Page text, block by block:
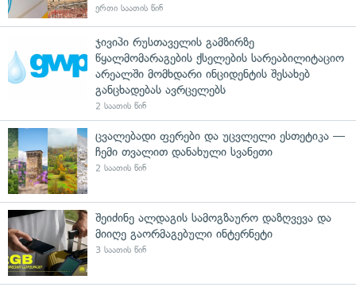
ერთი საათის წინ
ჯივიპი რუსთაველის გამზირზე
წყალმომარაგების ქსელების სარეაბილიტაციო
არეალში მომხდარი ინციდენტის შესახებ
განცხადებას ავრცელებს
2 საათის წინ
ცვალებადი ფერები და უცვლელი ესთეტიკა —
ჩემი თვალით დანახული სვანეთი
2 საათის წინ
შეიძინე ალდაგის სამოგზაურო დაზღვევა და
მიიღე გაორმაგებული ინტერნეტი
3 საათის წინ